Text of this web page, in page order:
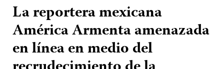
La reportera mexicana
América Armenta amenazada
en línea en medio del